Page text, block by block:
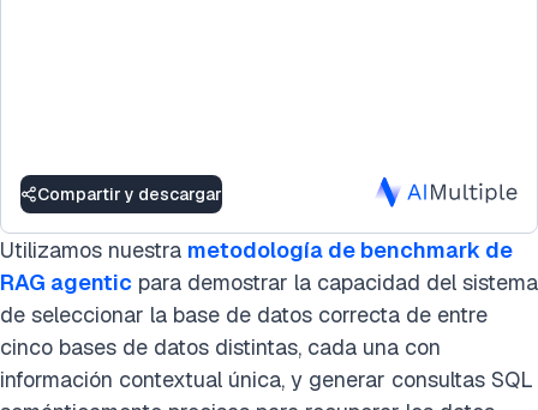
Compartir y descargar
Utilizamos nuestra metodología de benchmark de
RAG agentic para demostrar la capacidad del sistema
de seleccionar la base de datos correcta de entre
cinco bases de datos distintas, cada una con
información contextual única, y generar consultas SQL